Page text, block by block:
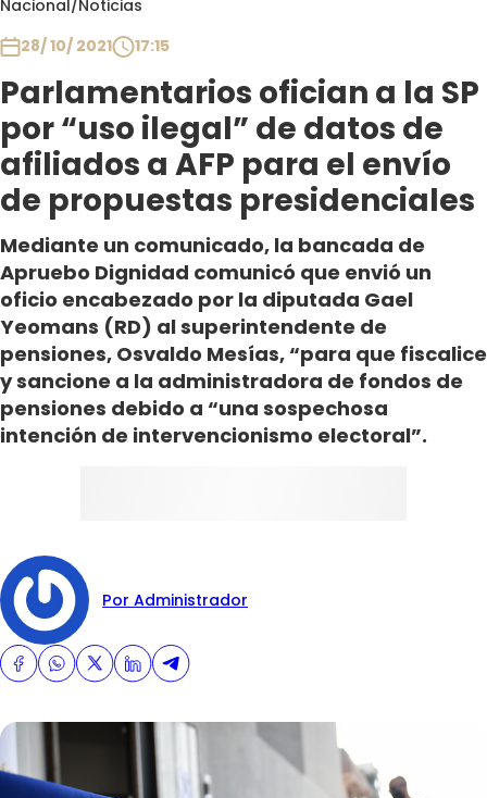
Nacional/Noticias
28/ 10/ 2021
17:15
Parlamentarios ofician a la SP
por “uso ilegal” de datos de
afiliados a AFP para el envío
de propuestas presidenciales
Mediante un comunicado, la bancada de
Apruebo Dignidad comunicó que envió un
oficio encabezado por la diputada Gael
Yeomans (RD) al superintendente de
pensiones, Osvaldo Mesías, “para que fiscalice
y sancione a la administradora de fondos de
pensiones debido a “una sospechosa
intención de intervencionismo electoral”.
Por Administrador
Club De La Comedia
Contigo en Directo
Plan Perfecto
El Tiempo
Sabingo
Todos Los Programas